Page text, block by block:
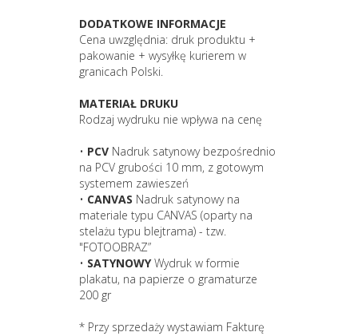
DODATKOWE INFORMACJE
Cena uwzględnia: druk produktu +
pakowanie + wysyłkę kurierem w
granicach Polski.
MATERIAŁ DRUKU
Rodzaj wydruku nie wpływa na cenę
• PCV Nadruk satynowy bezpośrednio
na PCV grubości 10 mm, z gotowym
systemem zawieszeń
• CANVAS Nadruk satynowy na
materiale typu CANVAS (oparty na
stelażu typu blejtrama) - tzw.
"FOTOOBRAZ”
• SATYNOWYWydruk w formie
plakatu, na papierze o gramaturze
200 gr
* Przy sprzedaży wystawiam Fakturę